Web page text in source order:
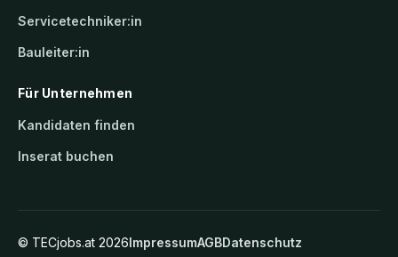
Servicetechniker:in
Bauleiter:in
Für Unternehmen
Kandidaten finden
Inserat buchen
© TECjobs.at 2026ImpressumAGBDatenschutz